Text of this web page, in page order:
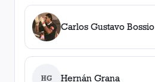
Carlos Gustavo Bossio
HG Hernán Grana